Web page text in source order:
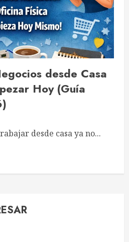
desde Casa
Hoy (Guía
desde casa ya no...